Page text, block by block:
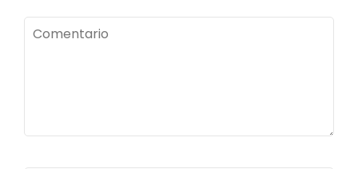
Comentario